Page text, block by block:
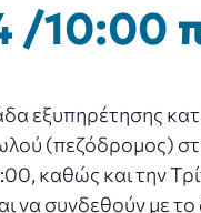
/10:00
εξυπηρέτησης
(πεζόδρομος)
καθώς και την
να συνδεθούν με